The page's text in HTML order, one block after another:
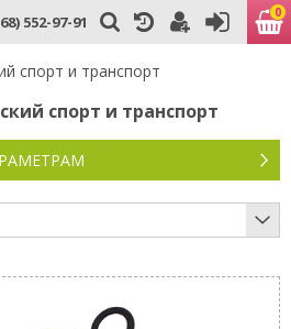
552-97-91 0
спорт и транспорт
спорт и транспорт